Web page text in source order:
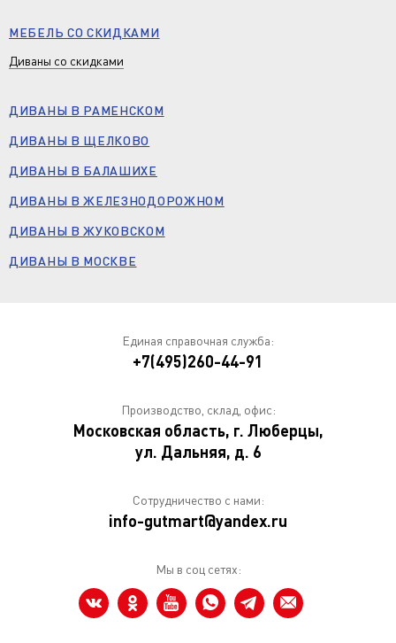
МЕБЕЛЬ СО СКИДКАМИ
Диваны со скидками
ДИВАНЫ В РАМЕНСКОМ
ДИВАНЫ В ЩЕЛКОВО
ДИВАНЫ В БАЛАШИХЕ
ДИВАНЫ В ЖЕЛЕЗНОДОРОЖНОМ
ДИВАНЫ В ЖУКОВСКОМ
ДИВАНЫ В МОСКВЕ
Единая справочная служба:
+7(495)260-44-91
Производство, склад, офис:
Московская область, г. Люберцы,
ул. Дальняя, д. 6
Сотрудничество с нами:
info-gutmart@yandex.ru
Мы в соц сетях: